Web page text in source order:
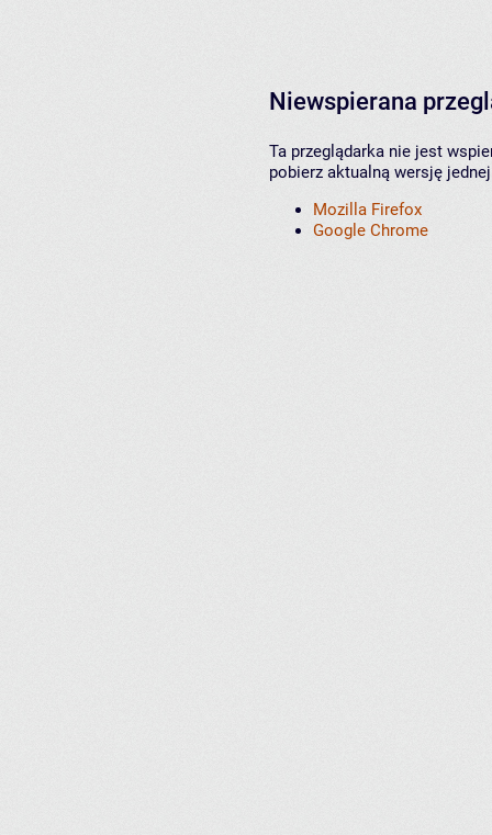
Niewspierana
Ta przeglądarka nie jest
pobierz aktualną wersję
Mozilla Firefox
Google Chrome